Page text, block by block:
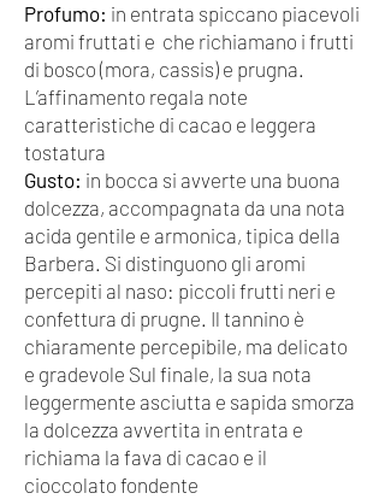
Profumo: in entrata spiccano piacevoli
aromi fruttati e che richiamano i frutti
di bosco (mora, cassis) e prugna.
L’affinamento regala note
caratteristiche di cacao e leggera
tostatura
Gusto: in bocca si avverte una buona
dolcezza, accompagnata da una nota
acida gentile e armonica, tipica della
Barbera. Si distinguono gli aromi
percepiti al naso: piccoli frutti neri e
confettura di prugne. Il tannino è
chiaramente percepibile, ma delicato
e gradevole Sul finale, la sua nota
leggermente asciutta e sapida smorza
la dolcezza avvertita in entrata e
richiama la fava di cacao e il
cioccolato fondente